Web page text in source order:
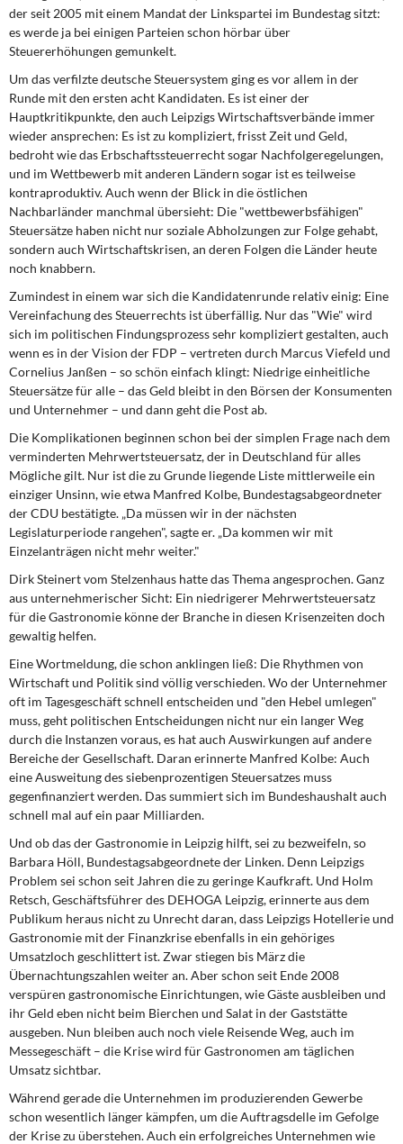
der seit 2005 mit einem Mandat der Linkspartei im Bundestag sitzt:
es werde ja bei einigen Parteien schon hörbar über
Steuererhöhungen gemunkelt.
Um das verfilzte deutsche Steuersystem ging es vor allem in der
Runde mit den ersten acht Kandidaten. Es ist einer der
Hauptkritikpunkte, den auch Leipzigs Wirtschaftsverbände immer
wieder ansprechen: Es ist zu kompliziert, frisst Zeit und Geld,
bedroht wie das Erbschaftssteuerrecht sogar Nachfolgeregelungen,
und im Wettbewerb mit anderen Ländern sogar ist es teilweise
kontraproduktiv. Auch wenn der Blick in die östlichen
Nachbarländer manchmal übersieht: Die "wettbewerbsfähigen"
Steuersätze haben nicht nur soziale Abholzungen zur Folge gehabt,
sondern auch Wirtschaftskrisen, an deren Folgen die Länder heute
noch knabbern.
Zumindest in einem war sich die Kandidatenrunde relativ einig: Eine
Vereinfachung des Steuerrechts ist überfällig. Nur das "Wie" wird
sich im politischen Findungsprozess sehr kompliziert gestalten, auch
wenn es in der Vision der FDP – vertreten durch Marcus Viefeld und
Cornelius Janßen – so schön einfach klingt: Niedrige einheitliche
Steuersätze für alle – das Geld bleibt in den Börsen der Konsumenten
und Unternehmer – und dann geht die Post ab.
Die Komplikationen beginnen schon bei der simplen Frage nach dem
verminderten Mehrwertsteuersatz, der in Deutschland für alles
Mögliche gilt. Nur ist die zu Grunde liegende Liste mittlerweile ein
einziger Unsinn, wie etwa Manfred Kolbe, Bundestagsabgeordneter
der CDU bestätigte. „Da müssen wir in der nächsten
Legislaturperiode rangehen", sagte er. „Da kommen wir mit
Einzelanträgen nicht mehr weiter."
Dirk Steinert vom Stelzenhaus hatte das Thema angesprochen. Ganz
aus unternehmerischer Sicht: Ein niedrigerer Mehrwertsteuersatz
für die Gastronomie könne der Branche in diesen Krisenzeiten doch
gewaltig helfen.
Eine Wortmeldung, die schon anklingen ließ: Die Rhythmen von
Wirtschaft und Politik sind völlig verschieden. Wo der Unternehmer
oft im Tagesgeschäft schnell entscheiden und "den Hebel umlegen"
muss, geht politischen Entscheidungen nicht nur ein langer Weg
durch die Instanzen voraus, es hat auch Auswirkungen auf andere
Bereiche der Gesellschaft. Daran erinnerte Manfred Kolbe: Auch
eine Ausweitung des siebenprozentigen Steuersatzes muss
gegenfinanziert werden. Das summiert sich im Bundeshaushalt auch
schnell mal auf ein paar Milliarden.
Und ob das der Gastronomie in Leipzig hilft, sei zu bezweifeln, so
Barbara Höll, Bundestagsabgeordnete der Linken. Denn Leipzigs
Problem sei schon seit Jahren die zu geringe Kaufkraft. Und Holm
Retsch, Geschäftsführer des DEHOGA Leipzig, erinnerte aus dem
Publikum heraus nicht zu Unrecht daran, dass Leipzigs Hotellerie und
Gastronomie mit der Finanzkrise ebenfalls in ein gehöriges
Umsatzloch geschlittert ist. Zwar stiegen bis März die
Übernachtungszahlen weiter an. Aber schon seit Ende 2008
verspüren gastronomische Einrichtungen, wie Gäste ausbleiben und
ihr Geld eben nicht beim Bierchen und Salat in der Gaststätte
ausgeben. Nun bleiben auch noch viele Reisende Weg, auch im
Messegeschäft – die Krise wird für Gastronomen am täglichen
Umsatz sichtbar.
Während gerade die Unternehmen im produzierenden Gewerbe
schon wesentlich länger kämpfen, um die Auftragsdelle im Gefolge
der Krise zu überstehen. Auch ein erfolgreiches Unternehmen wie